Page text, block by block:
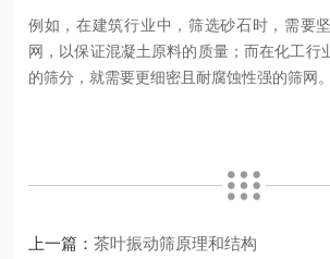
例如，在建筑行业中，筛选砂石时，需要
网，以保证混凝土原料的质量；而在化工行
的筛分，就需要更细密且耐腐蚀性强的筛网。
上一篇：茶叶振动筛原理和结构